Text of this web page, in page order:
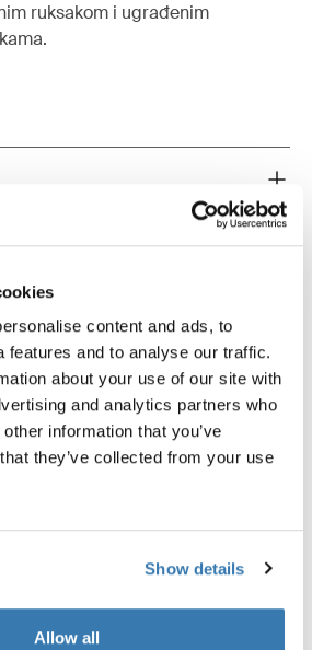
content and ads, to
features and to analyse our traffic.
about your use of our site with
and analytics partners who
information that you’ve
they’ve collected from your use
Show details
Allow all
ruksakom i ugrađenim